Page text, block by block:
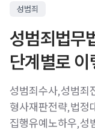
성범죄
성범죄법무
단계별로
성범죄수사,성범죄
형사재판전략,법정
집행유예노하우,성